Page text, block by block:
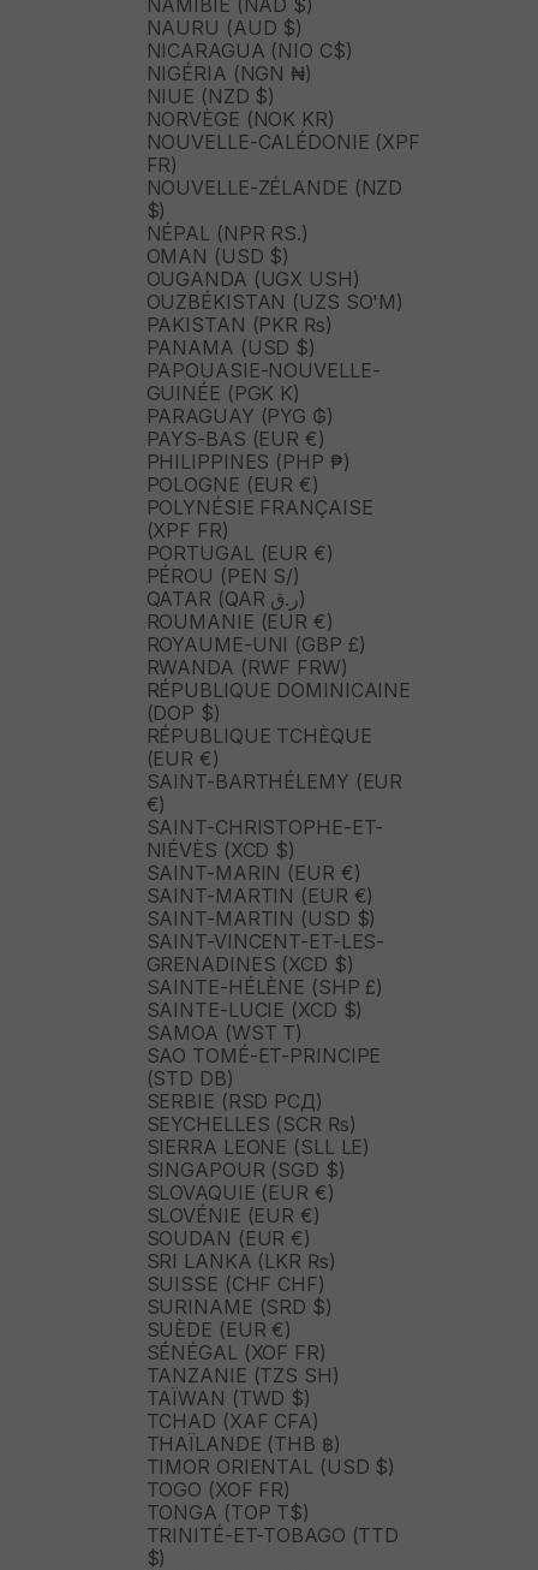
NAMIBIE (NAD $)
NAURU (AUD $)
NICARAGUA (NIO C$)
NIGÉRIA (NGN ₦)
NIUE (NZD $)
NORVÈGE (NOK KR)
NOUVELLE-CALÉDONIE (XPF
FR)
NOUVELLE-ZÉLANDE (NZD
$)
NÉPAL (NPR RS.)
OMAN (USD $)
OUGANDA (UGX USH)
OUZBÉKISTAN (UZS SO'M)
PAKISTAN (PKR ₨)
PANAMA (USD $)
PAPOUASIE-NOUVELLE-
GUINÉE (PGK K)
PARAGUAY (PYG ₲)
PAYS-BAS (EUR €)
PHILIPPINES (PHP ₱)
POLOGNE (EUR €)
POLYNÉSIE FRANÇAISE
(XPF FR)
PORTUGAL (EUR €)
PÉROU (PEN S/)
QATAR (QAR ر.ق)
ROUMANIE (EUR €)
ROYAUME-UNI (GBP £)
RWANDA (RWF FRW)
RÉPUBLIQUE DOMINICAINE
(DOP $)
RÉPUBLIQUE TCHÈQUE
(EUR €)
SAINT-BARTHÉLEMY (EUR
€)
SAINT-CHRISTOPHE-ET-
NIÉVÈS (XCD $)
SAINT-MARIN (EUR €)
SAINT-MARTIN (EUR €)
SAINT-MARTIN (USD $)
SAINT-VINCENT-ET-LES-
GRENADINES (XCD $)
SAINTE-HÉLÈNE (SHP £)
SAINTE-LUCIE (XCD $)
SAMOA (WST T)
SAO TOMÉ-ET-PRINCIPE
(STD DB)
SERBIE (RSD РСД)
SEYCHELLES (SCR ₨)
SIERRA LEONE (SLL LE)
SINGAPOUR (SGD $)
SLOVAQUIE (EUR €)
SLOVÉNIE (EUR €)
SOUDAN (EUR €)
SRI LANKA (LKR ₨)
SUISSE (CHF CHF)
SURINAME (SRD $)
SUÈDE (EUR €)
SÉNÉGAL (XOF FR)
TANZANIE (TZS SH)
TAÏWAN (TWD $)
TCHAD (XAF CFA)
THAÏLANDE (THB ฿)
TIMOR ORIENTAL (USD $)
TOGO (XOF FR)
TONGA (TOP T$)
TRINITÉ-ET-TOBAGO (TTD
$)